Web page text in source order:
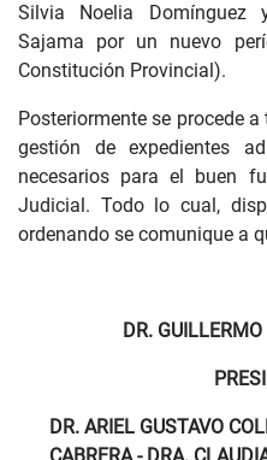
Silvia Noelia Domínguez
Sajama por un nuevo
Constitución Provincial).
Posteriormente se procede
gestión de expedientes
necesarios para el buen
Judicial. Todo lo cual,
ordenando se comunique a
DR.
DR. ARIEL GUSTAVO